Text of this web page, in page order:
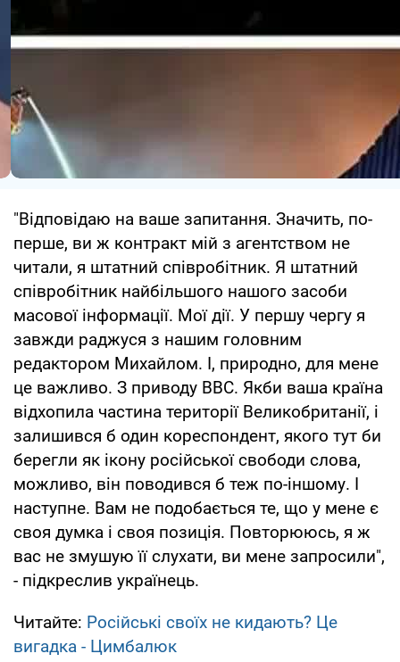
"Відповідаю на ваше запитання. Значить, по-
перше, ви ж контракт мій з агентством не
читали, я штатний співробітник. Я штатний
співробітник найбільшого нашого засоби
масової інформації. Мої дії. У першу чергу я
завжди раджуся з нашим головним
редактором Михайлом. І, природно, для мене
це важливо. З приводу ВВС. Якби ваша країна
відхопила частина території Великобританії, і
залишився б один кореспондент, якого тут би
берегли як ікону російської свободи слова,
можливо, він поводився б теж по-іншому. І
наступне. Вам не подобається те, що у мене є
своя думка і своя позиція. Повторююсь, я ж
вас не змушую її слухати, ви мене запросили",
- підкреслив українець.
Читайте: Російські своїх не кидають? Це
вигадка - Цимбалюк